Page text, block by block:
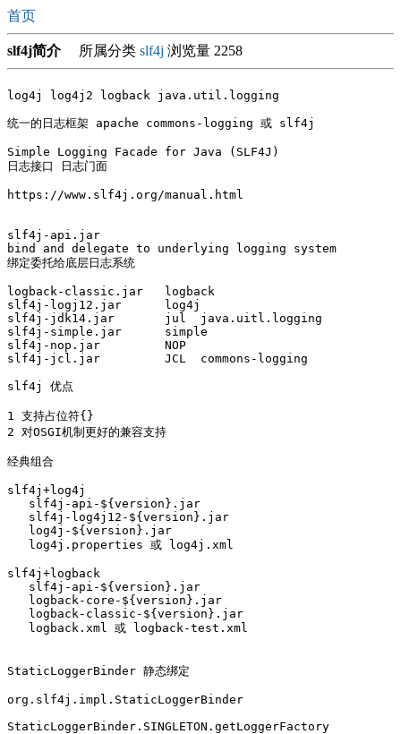
首页
slf4j简介所属分类 slf4j 浏览量 2258
log4j log4j2 logback java.util.logging
统一的日志框架 apache commons-logging 或 slf4j
Simple Logging Facade for Java (SLF4J)
日志接口 日志门面
https://www.slf4j.org/manual.html
slf4j-api.jar
bind and delegate to underlying logging system
绑定委托给底层日志系统
logback-classic.jar   logback
slf4j-logj12.jar      log4j
slf4j-jdk14.jar       jul  java.uitl.logging
slf4j-simple.jar      simple
slf4j-nop.jar         NOP
slf4j-jcl.jar         JCL  commons-logging
slf4j 优点
1 支持占位符{}
2 对OSGI机制更好的兼容支持
经典组合
slf4j+log4j
   slf4j-api-${version}.jar
   slf4j-log4j12-${version}.jar
   log4j-${version}.jar
   log4j.properties 或 log4j.xml
slf4j+logback
   slf4j-api-${version}.jar
   logback-core-${version}.jar
   logback-classic-${version}.jar
   logback.xml 或 logback-test.xml
StaticLoggerBinder 静态绑定
org.slf4j.impl.StaticLoggerBinder
StaticLoggerBinder.SINGLETON.getLoggerFactory